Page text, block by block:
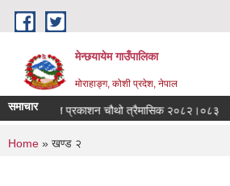
Skip to main content
मेन्छयायेम गाउँपालिका
मोराहाङ्ग, कोशी प्रदेश, नेपाल
समाचारस्वत प्रकाशन चौथो त्रैमासिक २०८२।०८३
You are here
Home » खण्ड २